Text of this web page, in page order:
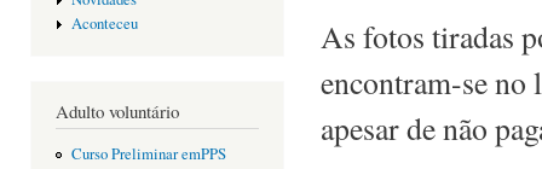
Aconteceu
Adulto voluntário
Curso Preliminar emPPS
As fotos tiradas
encontram-se
apesar de não